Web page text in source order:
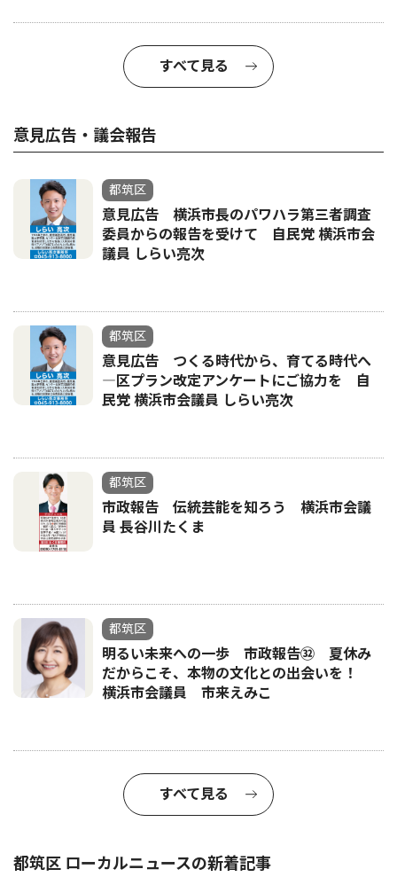
すべて見る
意見広告・議会報告
都筑区
意見広告 横浜市長のパワハラ第三者調査
委員からの報告を受けて 自民党 横浜市会
議員 しらい亮次
都筑区
意見広告 つくる時代から、育てる時代へ
―区プラン改定アンケートにご協力を 自
民党 横浜市会議員 しらい亮次
都筑区
市政報告 伝統芸能を知ろう 横浜市会議
員 長谷川たくま
都筑区
明るい未来への一歩 市政報告㉜ 夏休み
だからこそ、本物の文化との出会いを！
横浜市会議員 市来えみこ
すべて見る
都筑区 ローカルニュースの新着記事